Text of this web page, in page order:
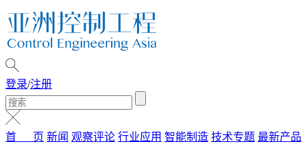
登录/注册
首 页 新闻 观察评论 行业应用 智能制造 技术专题 最新产品